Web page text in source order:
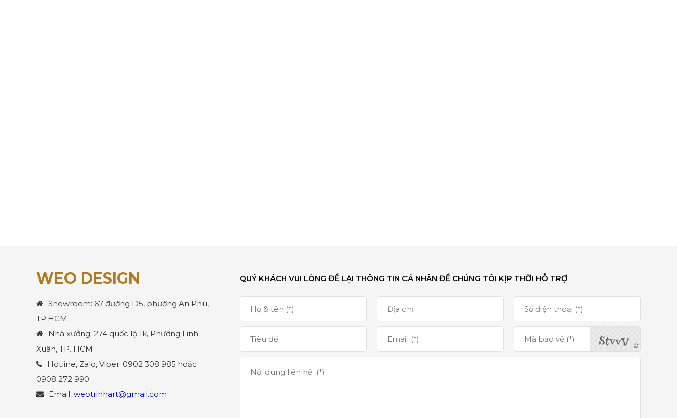
WEO DESIGN
Showroom: 67 đường D5, phường An Phú,
TP.HCM
Nhà xưởng: 274 quốc lộ 1k, Phường Linh
Xuân, TP. HCM
Hotline, Zalo, Viber: 0902 308 985 hoặc
0908 272 990
Email: weotrinhart@gmail.com
QUÝ KHÁCH VUI LÒNG ĐỂ LẠI THÔNG TIN CÁ NHÂN ĐỂ CHÚNG TÔI KỊP THỜI HỖ TRỢ